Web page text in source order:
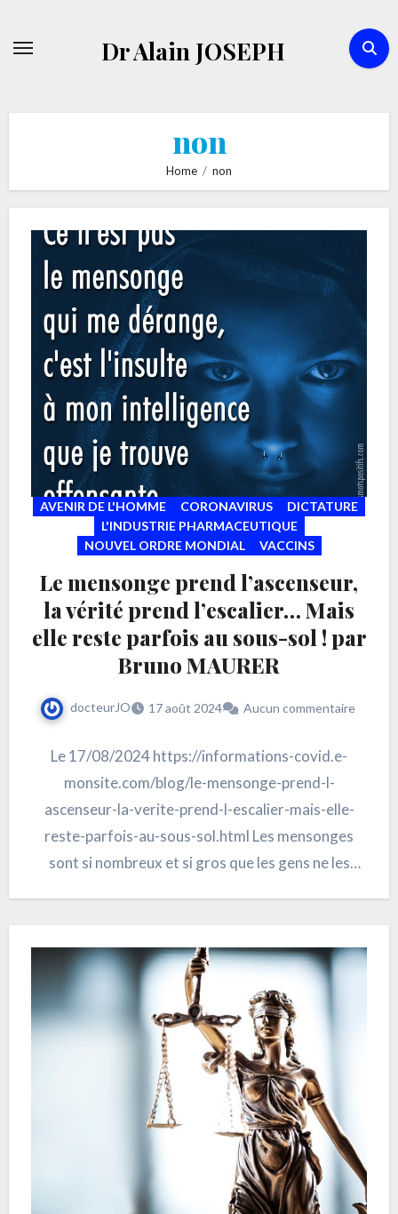
Dr Alain JOSEPH
non
Home non
AVENIR DE L'HOMME CORONAVIRUS
DICTATURE
L'INDUSTRIE PHARMACEUTIQUE
NOUVEL ORDRE MONDIAL
VACCINS
Le mensonge prend l’ascenseur,
la vérité prend l’escalier… Mais
elle reste parfois au sous-sol ! par
Bruno MAURER
docteurJO 17 août 2024 Aucun commentaire
Le 17/08/2024 https://informations-covid.e-
monsite.com/blog/le-mensonge-prend-l-
ascenseur-la-verite-prend-l-escalier-mais-elle-
reste-parfois-au-sous-sol.html Les mensonges
sont si nombreux et si gros que les gens ne les